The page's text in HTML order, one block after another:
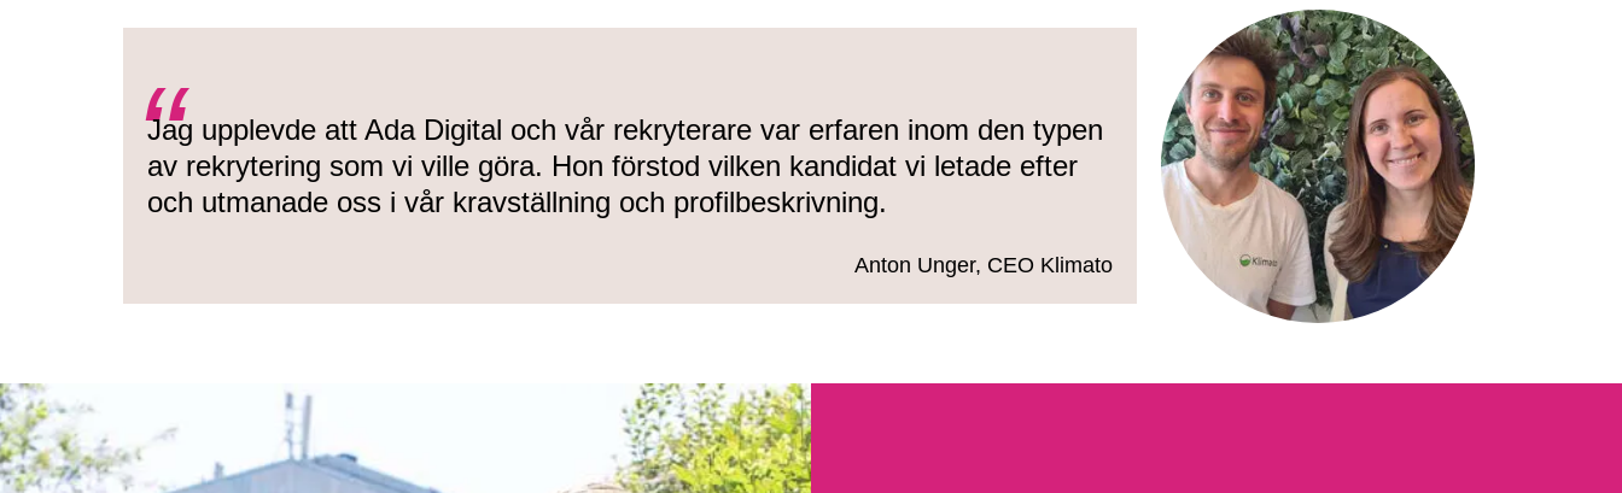
Jag upplevde att Ada Digital och vår rekryterare var erfaren inom den typen
av rekrytering som vi ville göra. Hon förstod vilken kandidat vi letade efter
och utmanade oss i vår kravställning och profilbeskrivning.
Anton Unger, CEO Klimato